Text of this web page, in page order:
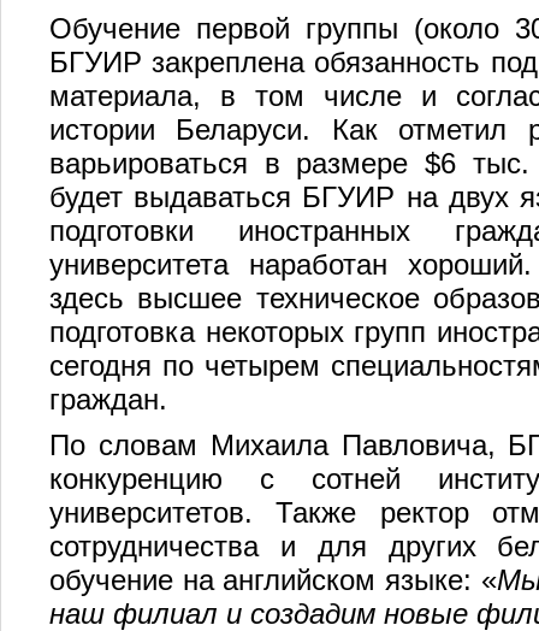
Обучение первой группы (около
БГУИР закреплена обязанность
материала, в том числе и
истории Беларуси. Как отметил
варьироваться в размере $6 тыс.
будет выдаваться БГУИР на двух
подготовки иностранных
университета наработан
здесь высшее техническое
подготовка некоторых групп
сегодня по четырем
граждан.
По словам Михаила Павловича,
конкуренцию с сотней
университетов. Также ректор
сотрудничества и для других
обучение на английском языке: «Мы
наш филиал и создадим новые